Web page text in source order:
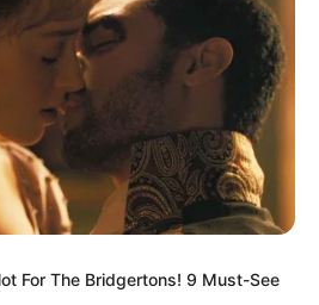
For The Bridgertons! 9 Must-See